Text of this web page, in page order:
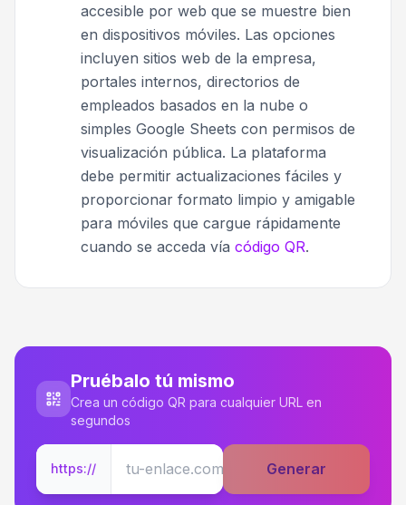
accesible por web que se muestre bien
en dispositivos móviles. Las opciones
incluyen sitios web de la empresa,
portales internos, directorios de
empleados basados en la nube o
simples Google Sheets con permisos de
visualización pública. La plataforma
debe permitir actualizaciones fáciles y
proporcionar formato limpio y amigable
para móviles que cargue rápidamente
cuando se acceda vía código QR.
Pruébalo tú mismo
Crea un código QR para cualquier URL en
segundos
https:// Generar